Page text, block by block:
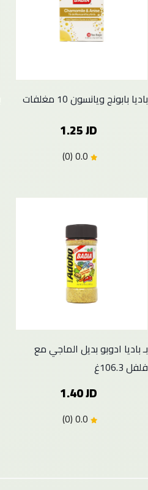
باديا بابونج ويانسون 10 مغلفات
1.25 JD
بـ باديا ادوبو بديل الماجي مع
فلفل 106.3غ
1.40 JD